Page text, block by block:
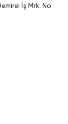
İş Mrk. No: